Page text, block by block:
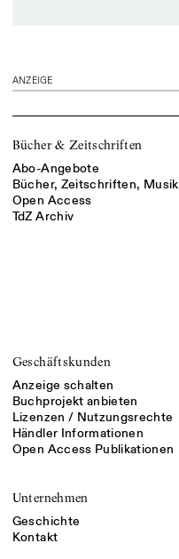
ANZEIGE
Bücher & Zeitschriften
Abo-Angebote
Bücher, Zeitschriften, Musik
Open Access
TdZ Archiv
Geschäftskunden
Anzeige schalten
Buchprojekt anbieten
Lizenzen / Nutzungsrechte
Händler Informationen
Open Access Publikationen
Unternehmen
Geschichte
Kontakt